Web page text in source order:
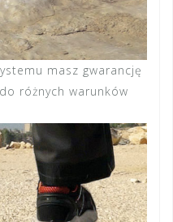
masz gwarancję
różnych warunków